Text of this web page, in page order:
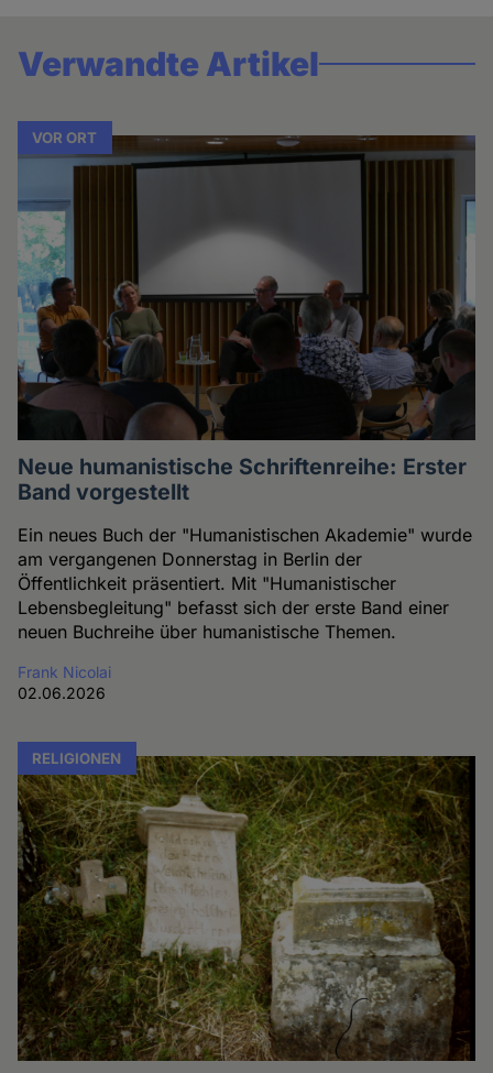
Verwandte Artikel
VOR ORT
Neue humanistische Schriftenreihe: Erster
Band vorgestellt
Ein neues Buch der "Humanistischen Akademie" wurde
am vergangenen Donnerstag in Berlin der
Öffentlichkeit präsentiert. Mit "Humanistischer
Lebensbegleitung" befasst sich der erste Band einer
neuen Buchreihe über humanistische Themen.
Frank Nicolai
02.06.2026
RELIGIONEN